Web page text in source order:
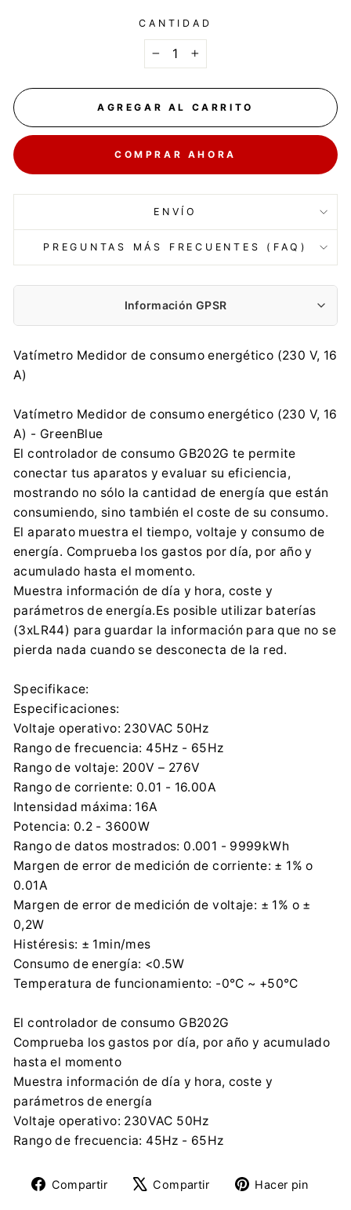
CANTIDAD
+
AGREGAR AL CARRITO
COMPRAR AHORA
ENVÍO
PREGUNTAS MÁS FRECUENTES (FAQ)
Información GPSR
Centrumelektroniki.EU Sp. z o.o.
+48 32 284 72 22
Centrumelektroniki.EU Sp. z o.o.
Korfantego 7, 42-600 Tarnowskie Góry
contact@centrumelektroniki.pl
+48 32 284 72 22
Vatímetro Medidor de consumo energético (230 V, 16
A)
Vatímetro Medidor de consumo energético (230 V, 16
A) - GreenBlue
El controlador de consumo GB202G te permite
conectar tus aparatos y evaluar su eficiencia,
mostrando no sólo la cantidad de energía que están
consumiendo, sino también el coste de su consumo.
El aparato muestra el tiempo, voltaje y consumo de
energía. Comprueba los gastos por día, por año y
acumulado hasta el momento.
Muestra información de día y hora, coste y
parámetros de energía.Es posible utilizar baterías
(3xLR44) para guardar la información para que no se
pierda nada cuando se desconecta de la red.
Specifikace:
Especificaciones:
Voltaje operativo: 230VAC 50Hz
Rango de frecuencia: 45Hz - 65Hz
Rango de voltaje: 200V – 276V
Rango de corriente: 0.01 - 16.00A
Intensidad máxima: 16A
Potencia: 0.2 - 3600W
Rango de datos mostrados: 0.001 - 9999kWh
Margen de error de medición de corriente: ± 1% o
0.01A
Margen de error de medición de voltaje: ± 1% o ±
0,2W
Histéresis: ± 1min/mes
Consumo de energía: <0.5W
Temperatura de funcionamiento: -0°C ~ +50°C
El controlador de consumo GB202G
Comprueba los gastos por día, por año y acumulado
hasta el momento
Muestra información de día y hora, coste y
parámetros de energía
Voltaje operativo: 230VAC 50Hz
Rango de frecuencia: 45Hz - 65Hz
Compartir
CompartirCompartir
TuitearHacer pin